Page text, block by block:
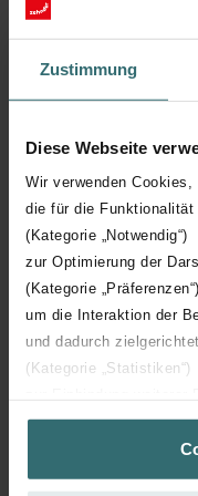
Zustimmung
Diese Webseite
Wir verwenden Cookies,
die für die
(Kategorie „Notwendig“)
zur Optimierung der
(Kategorie „Präferenzen“)
um die Interaktion der
und dadurch
(Kategorie „Statistiken“)
(Kategorie „Marketing“)
Über „Details zeigen“
Sie weitere
Zehnder
ISO Coarse
350x250x93
Das Filterset
Coarse 65% (G4).
Katalognummer:
Dieses Produkt ist zu
DN 160,Atmos 175,
Auf Lager